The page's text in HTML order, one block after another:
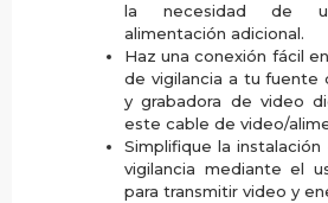
la necesidad de
alimentación adicional.
Haz una conexión fácil
de vigilancia a tu fuente
y grabadora de video
este cable de video/
Simplifique la
vigilancia mediante el
para transmitir video y